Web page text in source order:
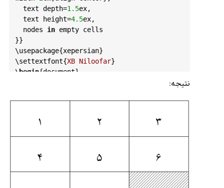
text depth=1.5ex,
text
height=4.5ex,
nodes
in empty cells
}}
\usepackage{xepersian}
\settextfont{XB Niloofar}
\ begin{document}
{
&
7 & 8 &\node[pattern=north east
نتیجه: